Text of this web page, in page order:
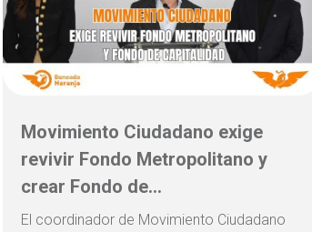
Movimiento Ciudadano exige
revivir Fondo Metropolitano y
crear Fondo de...
El coordinador de Movimiento Ciudadano